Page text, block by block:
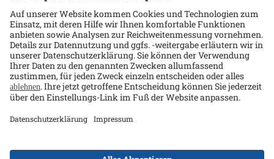
Shop-Service
Informationen
Ansprechpartner
Kontakt